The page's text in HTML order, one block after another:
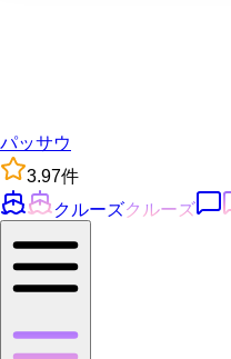
パッサウ
3.97件
クルーズクルーズ